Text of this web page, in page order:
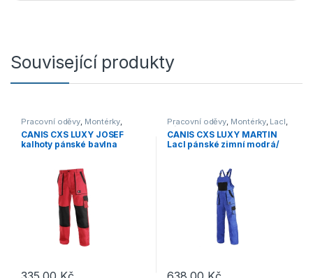
Související produkty
Pracovní oděvy Montérky,
CANIS CXS LUXY JOSEF
kalhoty pánské bavlna
Pracovní oděvy Montérky, Lacl
Výprodej
CANIS CXS LUXY MARTIN
Lacl pánské zimní modrá/